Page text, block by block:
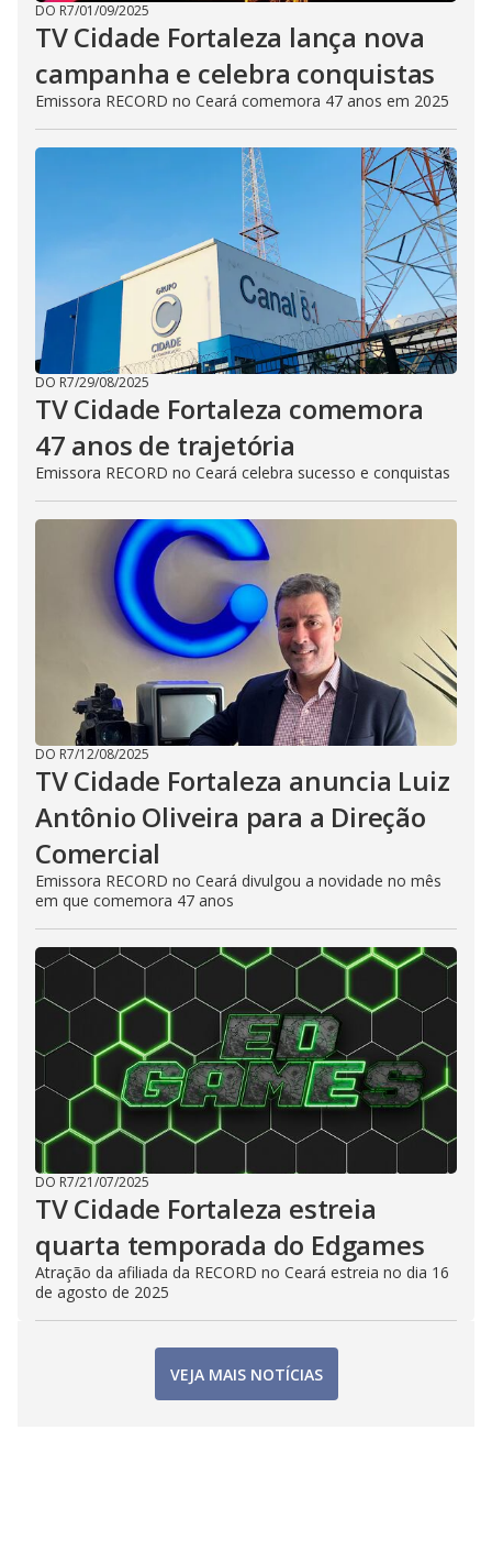
DO R7/01/09/2025
TV Cidade Fortaleza lança nova
campanha e celebra conquistas
Emissora RECORD no Ceará comemora 47 anos em 2025
DO R7/29/08/2025
TV Cidade Fortaleza comemora
47 anos de trajetória
Emissora RECORD no Ceará celebra sucesso e conquistas
DO R7/12/08/2025
TV Cidade Fortaleza anuncia Luiz
Antônio Oliveira para a Direção
Comercial
Emissora RECORD no Ceará divulgou a novidade no mês
em que comemora 47 anos
DO R7/21/07/2025
TV Cidade Fortaleza estreia
quarta temporada do Edgames
Atração da afiliada da RECORD no Ceará estreia no dia 16
de agosto de 2025
VEJA MAIS NOTÍCIAS